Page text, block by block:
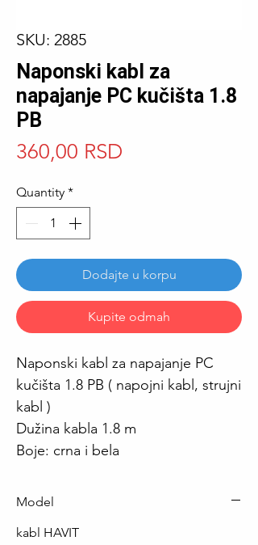
SKU: 2885
Naponski kabl za
napajanje PC kučišta 1.8
PB
360,00 RSD
Quantity *
Dodajte u korpu
Kupite odmah
Naponski kabl za napajanje PC
kučišta 1.8 PB ( napojni kabl, strujni
kabl )
Dužina kabla 1.8 m
Boje: crna i bela
Model
kabl HAVIT